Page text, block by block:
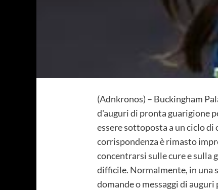
(Adnkronos) – Buckingham
d'auguri di pronta guarigione
essere sottoposta a un ciclo di
corrispondenza è rimasto
concentrarsi sulle cure e sulla
difficile. Normalmente, in una
domande o messaggi di